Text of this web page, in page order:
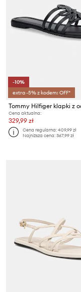
-10%
extra -5% z kodem: OFF*
Cena aktualna:
329,99 zł
Cena regularna:409,99 zł
Najniższa cena:367,99 zł